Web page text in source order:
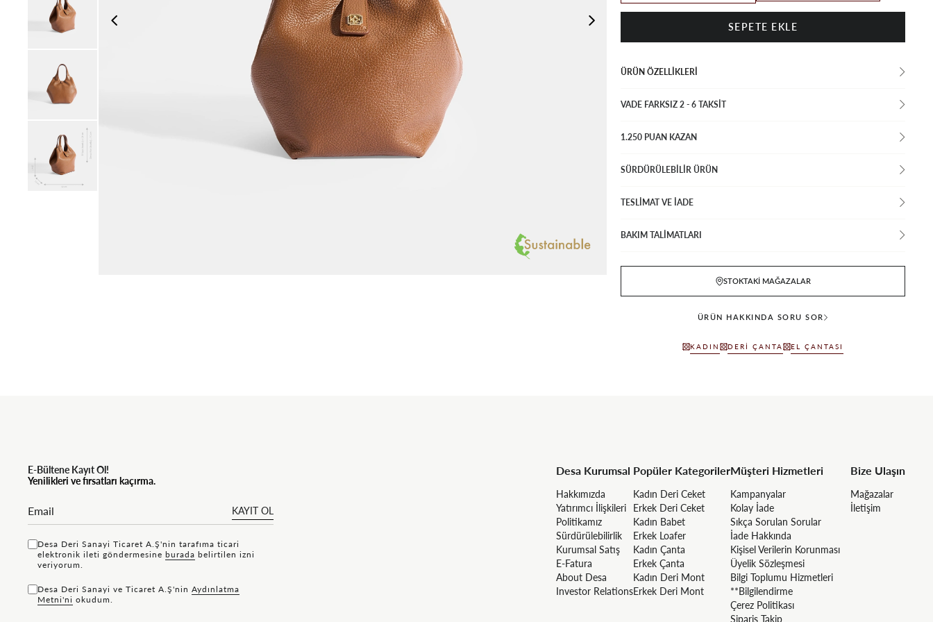
ÜRÜN ÖZELLIKLERI
VADE FARKSIZ 2 - 6 TAKSIT
1.250 PUAN KAZAN
SÜRDÜRÜLEBİLİR ÜRÜN
TESLİMAT VE İADE
BAKIM TALİMATLARI
STOKTAKI MAĞAZALAR
ÜRÜN HAKKINDA SORU SOR
KADIN DERI ÇANTA EL ÇANTASI
E-Bültene Kayıt Ol!
Yenilikleri ve fırsatları kaçırma.
KAYIT OL
Desa Deri Sanayi Ticaret A.Ş'nin tarafıma ticari
elektronik ileti göndermesine bu rada belirtilen izni
veriyorum.
Desa Deri Sanayi ve Ticaret A.Ş'nin Aydınlatma
Metni'ni okudum.
Desa Kurumsal
Hakkımızda
Yatırımcı İlişkileri
Politikamız
Sürdürülebilirlik
Kurumsal Satış
E-Fatura
About Desa
Investor Relations
Popüler Kategoriler
Kadın Deri Ceket
Erkek Deri Ceket
Kadın Babet
Erkek Loafer
Kadın Çanta
Erkek Çanta
Kadın Deri Mont
Erkek Deri Mont
Müşteri Hizmetleri
Kampanyalar
Kolay İade
Sıkça Sorulan Sorular
İade Hakkında
Kişisel Verilerin Korunması
Üyelik Sözleşmesi
Bilgi Toplumu Hizmetleri
**Bilgilendirme
Çerez Politikası
Sipariş Takip
Bize Ulaşın
Mağazalar
İletişim